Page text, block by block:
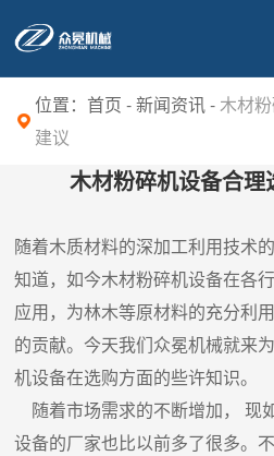
位置： 首页 -新闻资讯- 木材
建议
木材粉碎机设备合
随着木质材料的深加工利用技术
知道，如今木材粉碎机设备在各
应用，为林木等原材料的充分利
的贡献。今天我们众冕机械就来
机设备在选购方面的些许知识。
随着市场需求的不断增加， 现
设备的厂家也比以前多了很多。